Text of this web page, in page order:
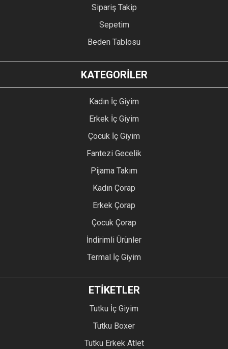
Sipariş Takip
Sepetim
Beden Tablosu
KATEGORİLER
Kadın İç Giyim
Erkek İç Giyim
Çocuk İç Giyim
Fantezi Gecelik
Pijama Takım
Kadın Çorap
Erkek Çorap
Çocuk Çorap
İndirimli Ürünler
Termal İç Giyim
ETİKETLER
Tutku İç Giyim
Tutku Boxer
Tutku Erkek Atlet